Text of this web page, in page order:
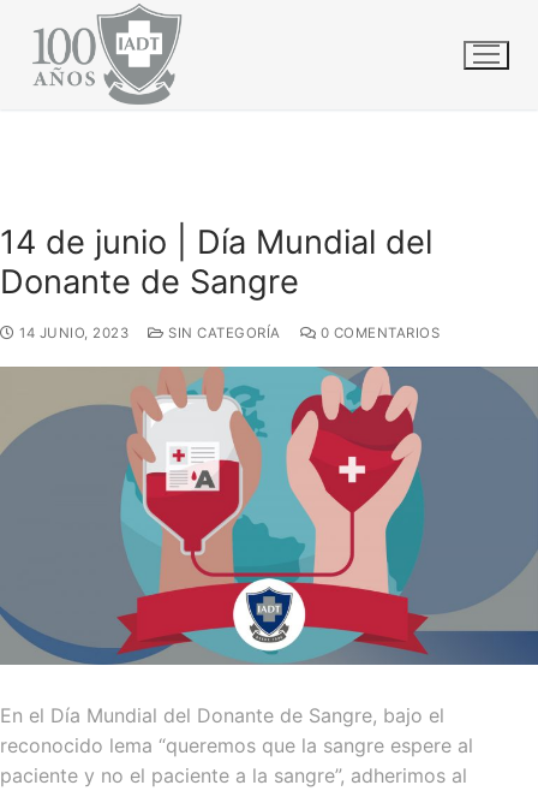
contenido
GENERALES
14 DE JUNIO | DÍA MUNDIAL DEL DONANTE DE SANGRE
14 de junio | Día Mundial del
Donante de Sangre
14 JUNIO, 2023 SIN CATEGORÍA 0 COMENTARIOS
En el Día Mundial del Donante de Sangre, bajo el
reconocido lema “queremos que la sangre espere al
paciente y no el paciente a la sangre”, adherimos al